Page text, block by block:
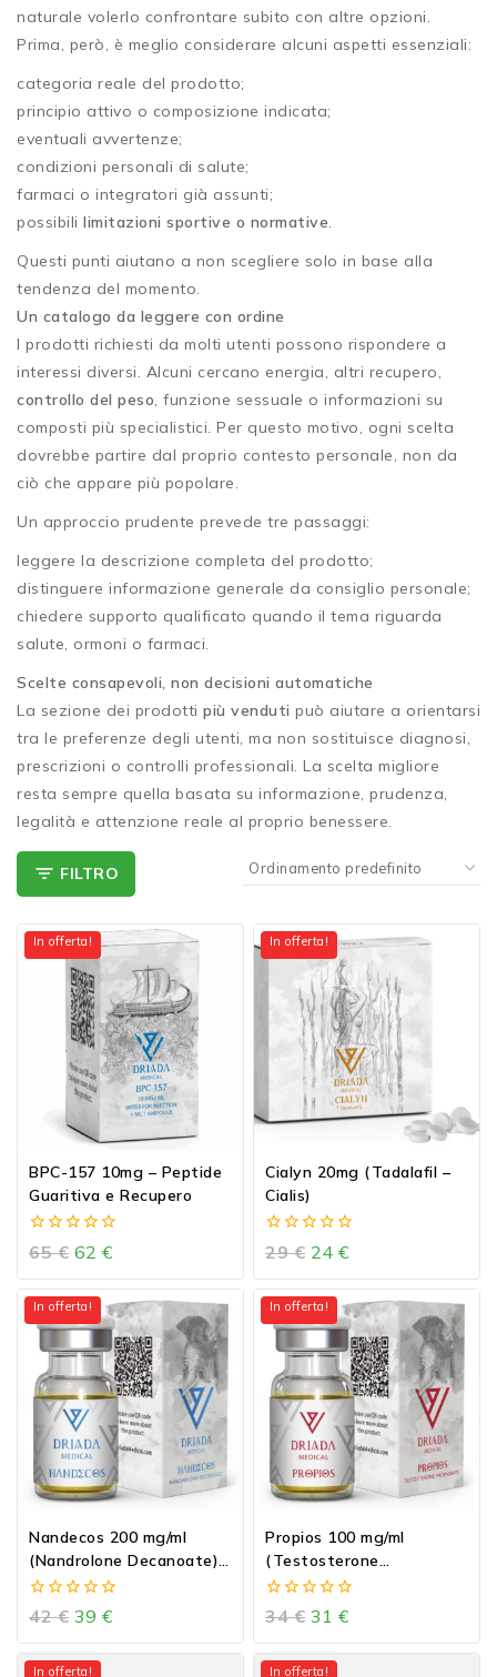
naturale volerlo confrontare subito con altre opzioni.
Prima, però, è meglio considerare alcuni aspetti essenziali:
categoria reale del prodotto;
principio attivo o composizione indicata;
eventuali avvertenze;
condizioni personali di salute;
farmaci o integratori già assunti;
possibili limitazioni sportive o normative.
Questi punti aiutano a non scegliere solo in base alla
tendenza del momento.
Un catalogo da leggere con ordine
I prodotti richiesti da molti utenti possono rispondere a
interessi diversi. Alcuni cercano energia, altri recupero,
controllo del peso, funzione sessuale o informazioni su
composti più specialistici. Per questo motivo, ogni scelta
dovrebbe partire dal proprio contesto personale, non da
ciò che appare più popolare.
Un approccio prudente prevede tre passaggi:
leggere la descrizione completa del prodotto;
distinguere informazione generale da consiglio personale;
chiedere supporto qualificato quando il tema riguarda
salute, ormoni o farmaci.
Scelte consapevoli, non decisioni automatiche
La sezione dei prodotti più venduti può aiutare a orientarsi
tra le preferenze degli utenti, ma non sostituisce diagnosi,
prescrizioni o controlli professionali. La scelta migliore
resta sempre quella basata su informazione, prudenza,
legalità e attenzione reale al proprio benessere.
FILTRO
In offerta!
BPC-157 10mg – Peptide
Guaritiva e Recupero
0
out
of
5
65€ 62 €
In offerta!
Cialyn 20mg (Tadalafil –
Cialis)
0
out
of
5
29€ 24 €
In offerta!
Nandecos 200 mg/ml
(Nandrolone Decanoate)
10ml vial
0
out
of
5
42€ 39 €
In offerta!
Propios 100 mg/ml
(Testosterone
Propionato) 10ml vial
0
out
of
5
34€ 31 €
In offerta! In offerta!